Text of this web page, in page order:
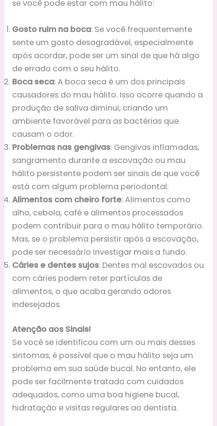
se você pode estar com mau hálito:
Gosto ruim na boca: Se você frequentemente
sente um gosto desagradável, especialmente
após acordar, pode ser um sinal de que há algo
de errado com o seu hálito.
Boca seca: A boca seca é um dos principais
causadores do mau hálito. Isso ocorre quando a
produção de saliva diminui, criando um
ambiente favorável para as bactérias que
causam o odor.
Problemas nas gengivas: Gengivas inflamadas,
sangramento durante a escovação ou mau
hálito persistente podem ser sinais de que você
está com algum problema periodontal.
Alimentos com cheiro forte: Alimentos como
alho, cebola, café e alimentos processados
podem contribuir para o mau hálito temporário.
Mas, se o problema persistir após a escovação,
pode ser necessário investigar mais a fundo.
Cáries e dentes sujos: Dentes mal escovados ou
com cáries podem reter partículas de
alimentos, o que acaba gerando odores
indesejados.
Atenção aos Sinais!
Se você se identificou com um ou mais desses
sintomas, é possível que o mau hálito seja um
problema em sua saúde bucal. No entanto, ele
pode ser facilmente tratado com cuidados
adequados, como uma boa higiene bucal,
hidratação e visitas regulares ao dentista.